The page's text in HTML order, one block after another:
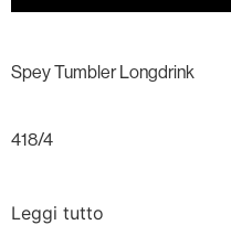
Spey Tumbler Longdrink
418/4
Leggi tutto